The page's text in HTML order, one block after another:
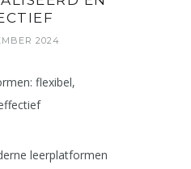
2024
leerplatformen